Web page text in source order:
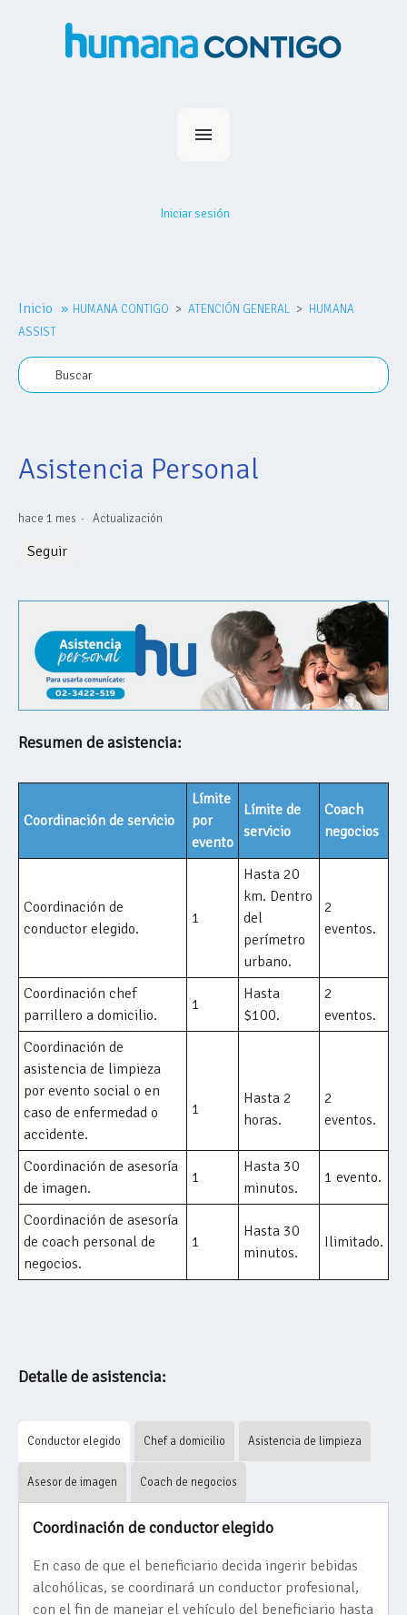
Nosotros
Comprar plan
Iniciar sesión
Inicio » HUMANA CONTIGO ATENCIÓN GENERAL
HUMANA
ASSIST
Asistencia Personal
hace 1 mes Actualización
Seguir
Resumen de asistencia:
Coordinación de servicio
Límite
por
evento
Límite de
servicio
Coach
negocios
Coordinación de
conductor elegido.
1
Hasta 20
km. Dentro
del
perímetro
urbano.
2
eventos.
Coordinación chef
parrillero a domicilio.
1
Hasta
$100.
2
eventos.
Coordinación de
asistencia de limpieza
por evento social o en
caso de enfermedad o
accidente.
1
Hasta 2
horas.
2
eventos.
Coordinación de asesoría
de imagen.
1
Hasta 30
minutos.
1 evento.
Coordinación de asesoría
de coach personal de
negocios.
1
Hasta 30
minutos.
Ilimitado.
Detalle de asistencia:
Conductor elegido Chef a domicilio Asistencia de limpieza
Asesor de imagen Coach de negocios
Coordinación de conductor elegido
En caso de que el beneficiario decida ingerir bebidas
alcohólicas, se coordinará un conductor profesional,
con el fin de manejar el vehículo del beneficiario hasta